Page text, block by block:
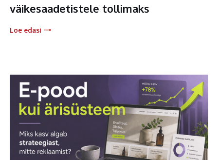
väikesaadetistele tollimaks
Loe edasi